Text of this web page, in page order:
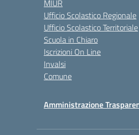
MIUR
Ufficio Scolastico Regionale
Ufficio Scolastico Territoriale
Scuola in Chiaro
Iscrizioni On Line
Invalsi
Comune
Amministrazione